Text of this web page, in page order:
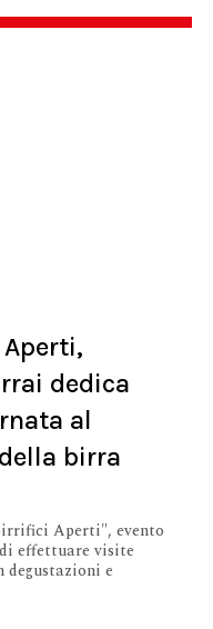
dedica
al
birra
Aperti", evento
effettuare visite
e